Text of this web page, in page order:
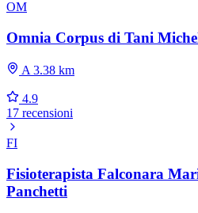
OM
Omnia Corpus di Tani
A 3.38 km
4.9
17 recensioni
FI
Fisioterapista Falconara
Panchetti